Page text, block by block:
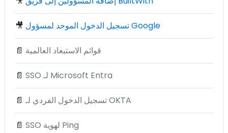
🎥 تسجيل الدخول الموحد لمسؤول Google
📄 قوائم الاستبعاد العالمية
📄 SSO لـ Microsoft Entra
📄 تسجيل الدخول الفردي لـ OKTA
📄 SSO لهوية Ping